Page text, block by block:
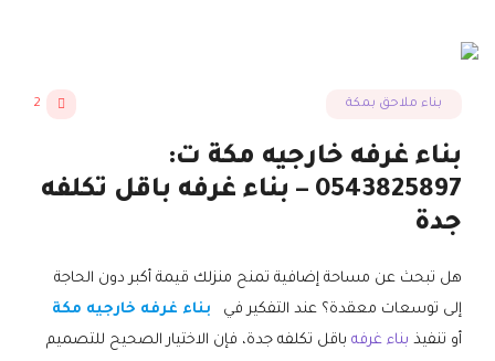
بناء ملاحق بمكة 2
بناء غرفه خارجيه مكة ت:
0543825897 – بناء غرفه باقل تكلفه
جدة
هل تبحث عن مساحة إضافية تمنح منزلك قيمة أكبر دون الحاجة
إلى توسعات معقدة؟ عند التفكير في
بناء غرفه خارجيه مكة
أو تنفيذ بناء غرفه باقل تكلفه جدة، فإن الاختيار الصحيح للتصميم